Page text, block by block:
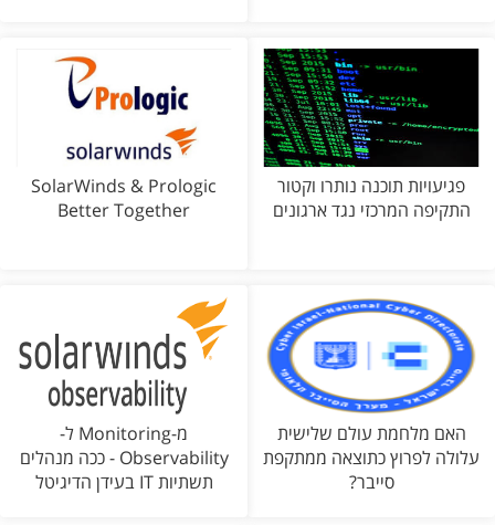
פגיעויות תוכנה נותרו וקטור
התקיפה המרכזי נגד ארגונים
SolarWinds & Prologic
Better Together
האם מלחמת עולם שלישית
עלולה לפרוץ כתוצאה ממתקפת
סייבר?
מ-Monitoring ל-
Observability - ככה מנהלים
תשתיות IT בעידן הדיגיטל